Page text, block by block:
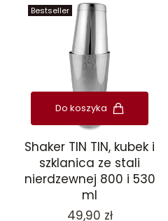
Bestseller
Do koszyka
Shaker TIN TIN, kubek i
szklanica ze stali
nierdzewnej 800 i 530
ml
Cena
49,90 zł